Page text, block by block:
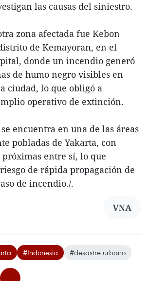
las causas del siniestro.
zona afectada fue Kebon
de Kemayoran, en el
donde un incendio generó
de humo negro visibles en
ciudad, lo que obligó a
operativo de extinción.
encuentra en una de las áreas
pobladas de Yakarta, con
entre sí, lo que
de rápida propagación de
de incendio./.
VNA
#Indonesia #desastre urbano